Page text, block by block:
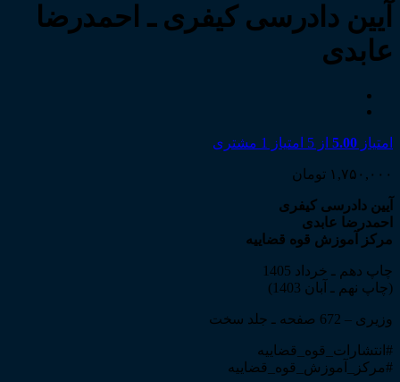
آیین دادرسی کیفری ـ احمدرضا
عابدی
امتیاز 5.00 از 5 امتیاز 1 مشتری
۱,۷۵۰,۰۰۰ تومان
آیین دادرسی کیفری
احمدرضا عابدی
مرکز آموزش قوه قضاییه
چاپ دهم ـ خرداد 1405
(چاپ نهم ـ آبان 1403)
وزیری – 672 صفحه ـ جلد سخت
#انتشارات_قوه_قضاییه
#مرکز_آموزش_قوه_قضاییه